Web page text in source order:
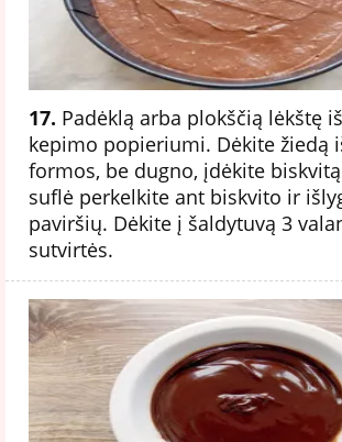
17. Padėklą arba plokščią lėkštę
kepimo popieriumi. Dėkite žiedą
formos, be dugno, įdėkite
suflė perkelkite ant biskvito ir
paviršių. Dėkite į šaldytuvą 3
sutvirtės.